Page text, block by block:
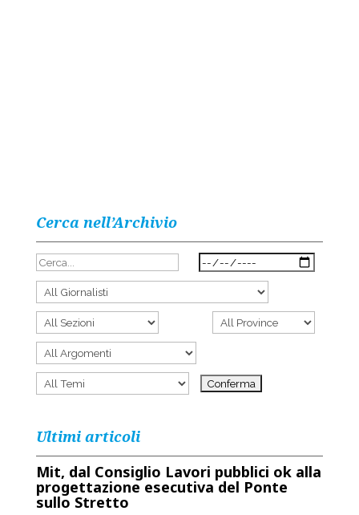
Cerca nell’Archivio
Ultimi articoli
Mit, dal Consiglio Lavori pubblici ok alla
progettazione esecutiva del Ponte
sullo Stretto